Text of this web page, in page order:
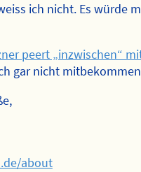
ich nicht. Es würde
peert „inzwischen“
gar nicht
about